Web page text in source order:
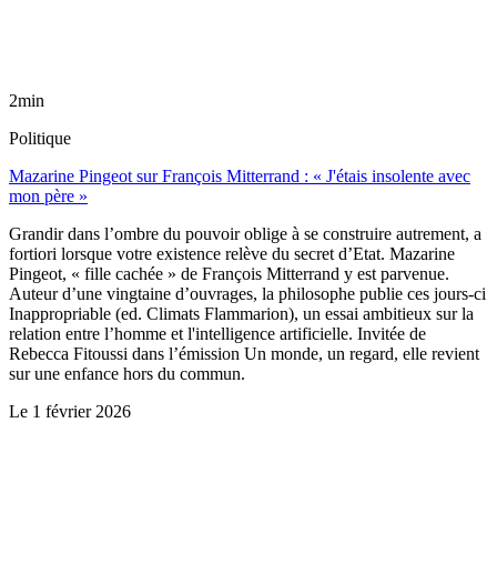
2min
Politique
Mazarine Pingeot sur François Mitterrand : « J'étais insolente avec
mon père »
Grandir dans l’ombre du pouvoir oblige à se construire autrement, a
fortiori lorsque votre existence relève du secret d’Etat. Mazarine
Pingeot, « fille cachée » de François Mitterrand y est parvenue.
Auteur d’une vingtaine d’ouvrages, la philosophe publie ces jours-ci
Inappropriable (ed. Climats Flammarion), un essai ambitieux sur la
relation entre l’homme et l'intelligence artificielle. Invitée de
Rebecca Fitoussi dans l’émission Un monde, un regard, elle revient
sur une enfance hors du commun.
Le 1 février 2026